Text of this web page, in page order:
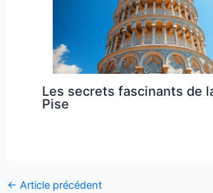
Les secrets fascinants de
Pise
← Article précédent